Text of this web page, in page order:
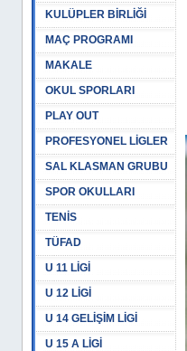
KULÜPLER BİRLİĞİ
MAÇ PROGRAMI
MAKALE
OKUL SPORLARI
PLAY OUT
PROFESYONEL LİGLER
SAL KLASMAN GRUBU
SPOR OKULLARI
TENİS
TÜFAD
U 11 LİGİ
U 12 LİGİ
U 14 GELİŞİM LİGİ
U 15 A LİGİ